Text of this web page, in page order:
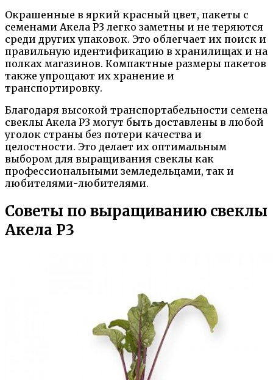
Окрашенные в яркий красный цвет, пакеты с
семенами Акела Р3 легко заметны и не теряются
среди других упаковок. Это облегчает их поиск и
правильную идентификацию в хранилищах и на
полках магазинов. Компактные размеры пакетов
также упрощают их хранение и
транспортировку.
Благодаря высокой транспортабельности семена
свеклы Акела Р3 могут быть доставлены в любой
уголок страны без потери качества и
целостности. Это делает их оптимальным
выбором для выращивания свеклы как
профессиональными земледельцами, так и
любителями-любителями.
Советы по выращиванию свеклы
Акела Р3